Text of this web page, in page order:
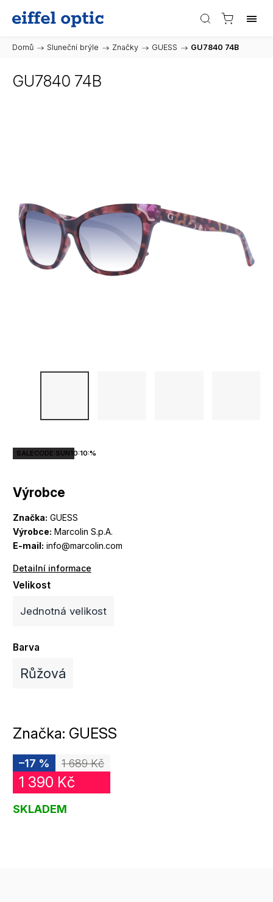
Domů / Sluneční brýle / Značky / GUESS / GU7840 74B
GU7840 74B
Výrobce
Značka: GUESS
Výrobce: Marcolin S.p.A.
E-mail: info@marcolin.com
Detailní informace
SALECODE:SUN10:10:%
Velikost
Jednotná velikost
Barva
Růžová
Značka: GUESS
1 689 Kč
–17 %
1 390 Kč
SKLADEM